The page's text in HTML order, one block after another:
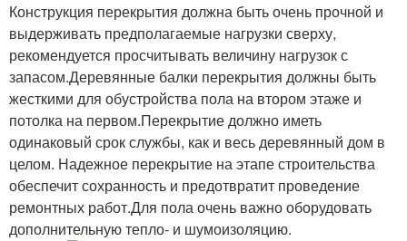
Конструкция перекрытия должна быть очень прочной и
выдерживать предполагаемые нагрузки сверху,
рекомендуется просчитывать величину нагрузок с
запасом.Деревянные балки перекрытия должны быть
жесткими для обустройства пола на втором этаже и
потолка на первом.Перекрытие должно иметь
одинаковый срок службы, как и весь деревянный дом в
целом. Надежное перекрытие на этапе строительства
обеспечит сохранность и предотвратит проведение
ремонтных работ.Для пола очень важно оборудовать
дополнительную тепло- и шумоизоляцию.